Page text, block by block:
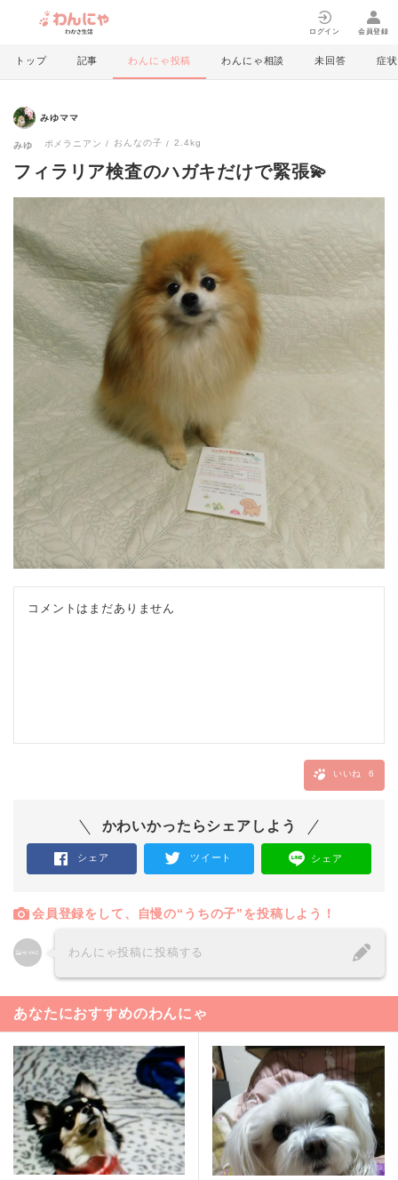
ログイン 会員登録
トップ 記事 わんにゃ投稿 わんにゃ相談 未回答 症状
みゆママ
みゆ ポメラニアン おんなの子 2.4kg
フィラリア検査のハガキだけで緊張💫
コメントはまだありません
いいね 6
かわいかったらシェアしよう
シェア ツイート シェア
会員登録をして、自慢の“うちの子”を投稿しよう！
わんにゃ投稿に投稿する
あなたにおすすめのわんにゃ